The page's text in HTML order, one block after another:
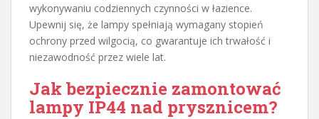
wykonywaniu codziennych czynności w łazience.
Upewnij się, że lampy spełniają wymagany stopień
ochrony przed wilgocią, co gwarantuje ich trwałość i
niezawodność przez wiele lat.
Jak bezpiecznie zamontować
lampy IP44 nad prysznicem?